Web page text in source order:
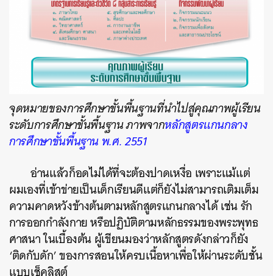
จุดหมายของการศึกษาขั้นพื้นฐานที่นำไปสู่คุณภาพผู้เรียน
ระดับการศึกษาขั้นพื้นฐาน ภาพจากหลักสูตรแกนกลาง
การศึกษาขั้นพื้นฐาน พ.ศ. 2551
อ่านแล้วก็อดไม่ได้ที่จะต้องปาดเหงื่อ เพราะแม้แต่
ผมเองที่เข้าข่ายเป็นเด็กเรียนดีแต่ก็ยังไม่สามารถเติมเต็ม
ความคาดหวังข้างต้นตามหลักสูตรแกนกลางได้ เช่น รัก
การออกกำลังกาย หรือปฏิบัติตามหลักธรรมของพระพุทธ
ศาสนา ในเบื้องต้น ผู้เขียนมองว่าหลักสูตรดังกล่าวก็ยัง
‘ติดกับดัก’ ของการสอนให้ครบเนื้อหาเพื่อให้ผ่านระดับชั้น
แบบเช็คลิสต์